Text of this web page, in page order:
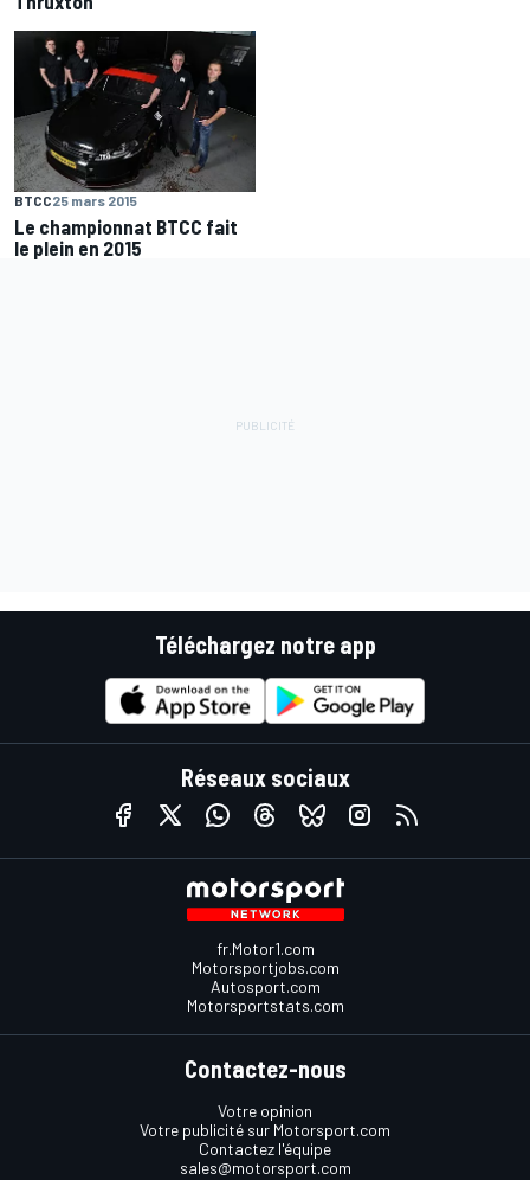
BTCC25 mars 2015
Le championnat BTCC fait
le plein en 2015
Téléchargez notre app
Réseaux sociaux
fr.Motor1.com
Motorsportjobs.com
Autosport.com
Motorsportstats.com
Contactez-nous
Votre opinion
Votre publicité sur Motorsport.com
Contactez l'équipe
sales@motorsport.com